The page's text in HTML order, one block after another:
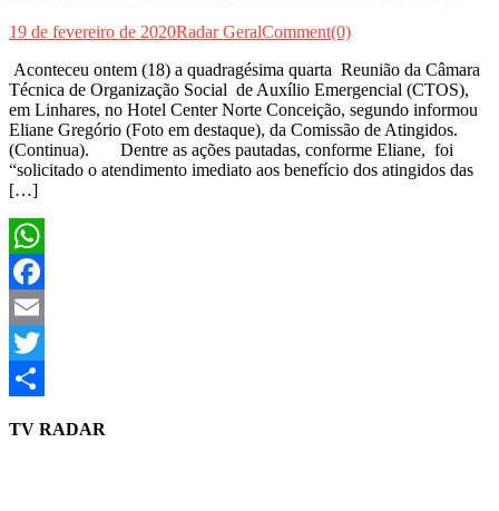
19 de fevereiro de 2020Radar GeralComment(0)
Aconteceu ontem (18) a quadragésima quarta Reunião da Câmara
Técnica de Organização Social de Auxílio Emergencial (CTOS),
em Linhares, no Hotel Center Norte Conceição, segundo informou
Eliane Gregório (Foto em destaque), da Comissão de Atingidos.
(Continua). Dentre as ações pautadas, conforme Eliane, foi
“solicitado o atendimento imediato aos benefício dos atingidos das
[…]
WhatsApp
Facebook
Email
Twitter
TV RADAR